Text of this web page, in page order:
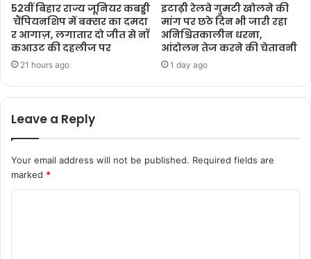
52वीं बिहार राज्य जूनियर कबड्डी
चैंपियनशिप में बक्सर का दमदा
र आगाज़, लगातार दो जीत से नॉ
कआउट की दहलीज पर
21 hours ago
इटाढ़ी रेलवे गुमटी खोलने की
मांग पर छठे दिन भी जारी रहा
अनिश्चितकालीन धरना,
आंदोलन तेज करने की चेतावनी
1 day ago
Leave a Reply
Your email address will not be published. Required fields are
marked *